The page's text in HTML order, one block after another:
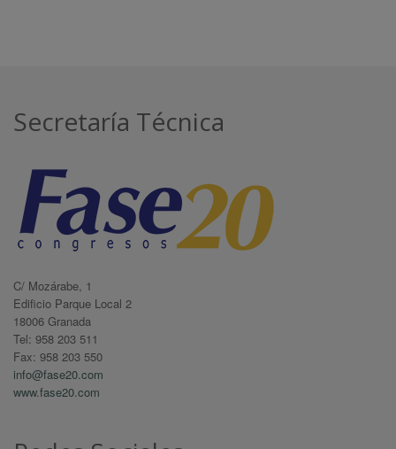
Secretaría Técnica
C/ Mozárabe, 1
Edificio Parque Local 2
18006 Granada
Tel: 958 203 511
Fax: 958 203 550
info@fase20.com
www.fase20.com